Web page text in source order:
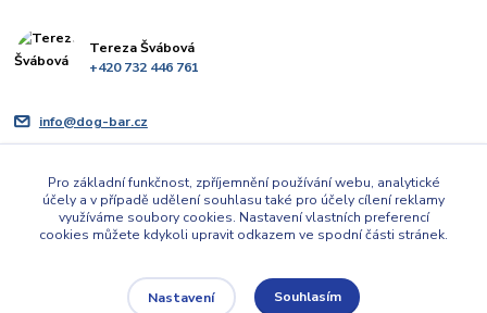
Tereza Švábová
+420 732 446 761
info@dog-bar.cz
Upravit sběr cookies.
Pro základní funkčnost, zpříjemnění používání webu, analytické
účely a v případě udělení souhlasu také pro účely cílení reklamy
využíváme soubory cookies. Nastavení vlastních preferencí
cookies můžete kdykoli upravit odkazem ve spodní části stránek.
Nastavení Souhlasím